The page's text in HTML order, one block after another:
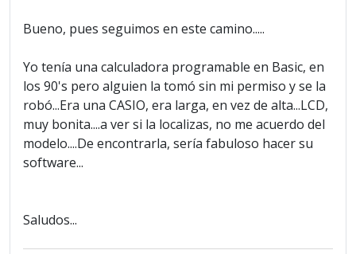
Bueno, pues seguimos en este camino.....
Yo tenía una calculadora programable en Basic, en
los 90's pero alguien la tomó sin mi permiso y se la
robó...Era una CASIO, era larga, en vez de alta...LCD,
muy bonita....a ver si la localizas, no me acuerdo del
modelo....De encontrarla, sería fabuloso hacer su
software...
Saludos...